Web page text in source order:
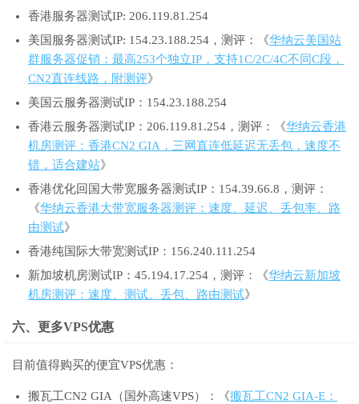
香港服务器测试IP: 206.119.81.254
美国服务器测试IP: 154.23.188.254，测评：《华纳云美国站
群服务器促销：最高253个独立IP，支持1C/2C/4C不同C段，
CN2直连线路，附测评》
美国云服务器测试IP：154.23.188.254
香港云服务器测试IP：206.119.81.254，测评：《华纳云香港
机房测评：香港CN2 GIA，三网直连低延迟无丢包，速度不
错，适合建站》
香港优化回国大带宽服务器测试IP：154.39.66.8，测评：
《华纳云香港大带宽服务器测评：速度、延迟、丢包率、路
由测试》
香港纯国际大带宽测试IP：156.240.111.254
新加坡机房测试IP：45.194.17.254，测评：《华纳云新加坡
机房测评：速度、测试、丢包、路由测试》
六、更多VPS优惠
目前值得购买的便宜VPS优惠：
搬瓦工CN2 GIA（国外高速VPS）：《搬瓦工CN2 GIA-E：